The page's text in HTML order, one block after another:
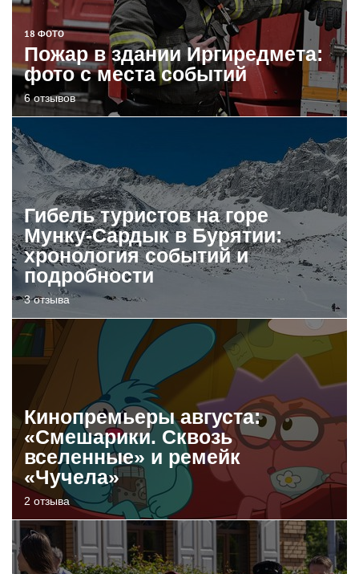
18 ФОТО
Пожар в здании Иргиредмета:
фото с места событий
6 отзывов
Гибель туристов на горе
Мунку-Сардык в Бурятии:
хронология событий и
подробности
3 отзыва
Кинопремьеры августа:
«Смешарики. Сквозь
вселенные» и ремейк
«Чучела»
2 отзыва